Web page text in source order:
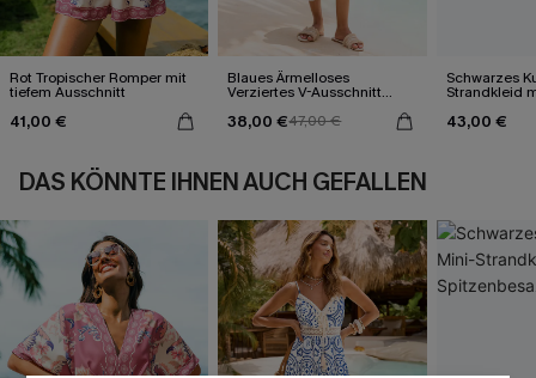
Rot Tropischer Romper mit
tiefem Ausschnitt
41,00 €
Blaues Ärmelloses
Verziertes V-Ausschnitt
38,00 €47,00 €
Schwarzes
Strandkleid
43,00 €
DAS KÖNNTE IHNEN AUCH GEFALLEN